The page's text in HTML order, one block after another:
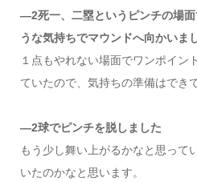
―2死一、二塁というピンチの場
うな気持ちでマウンドへ向かいま
１点もやれない場面でワンポイン
ていたので、気持ちの準備はでき
―2球でピンチを脱しました
もう少し舞い上がるかなと思って
いたのかなと思います。